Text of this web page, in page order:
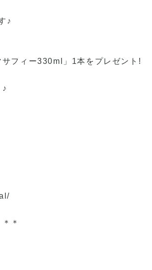
♪
フィー330ml」1本をプレゼント!
＊